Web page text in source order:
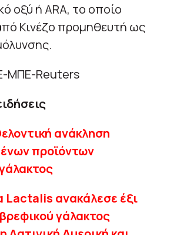
οξύ ή ARA, το οποίο
Κινέζο προμηθευτή ως
ΜΠΕ-Reuters
ανάκληση
προϊόντων
Lactalis ανακάλεσε έξι
γάλακτος